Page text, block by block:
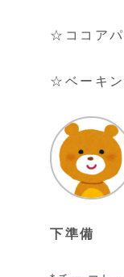
☆ココア
☆ベーキ
下準備